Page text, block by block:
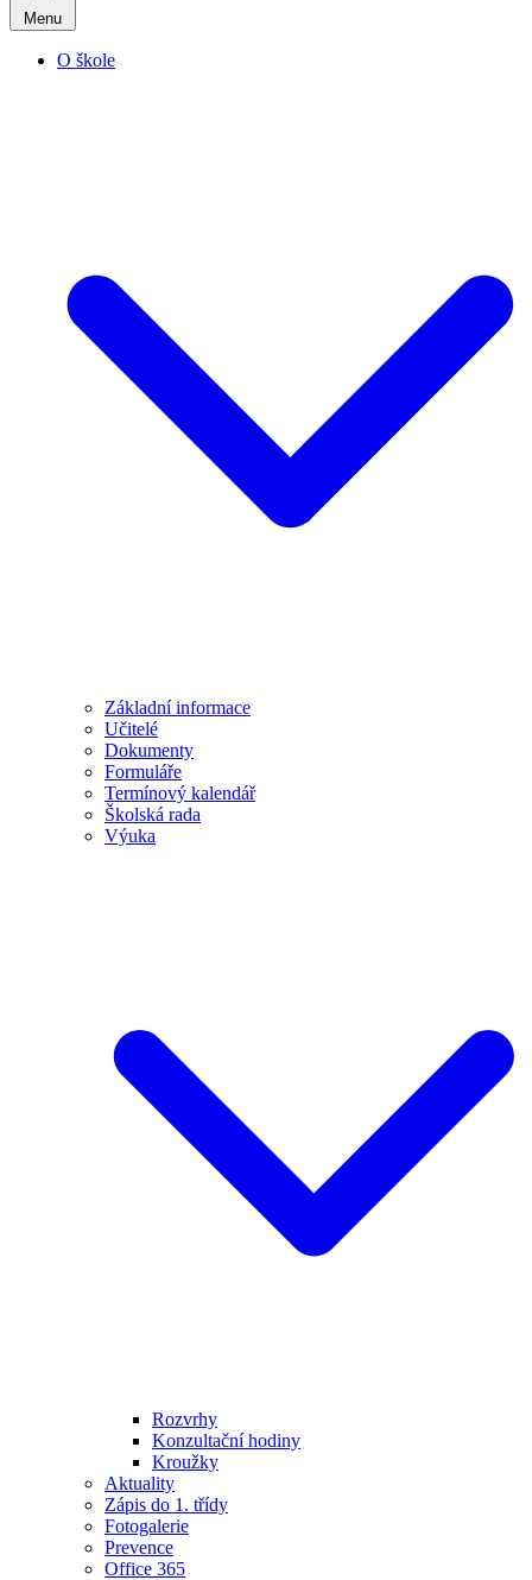
Menu
O škole
Základní informace
Učitelé
Dokumenty
Formuláře
Termínový kalendář
Školská rada
Výuka
Rozvrhy
Konzultační hodiny
Kroužky
Aktuality
Zápis do 1. třídy
Fotogalerie
Prevence
Office 365